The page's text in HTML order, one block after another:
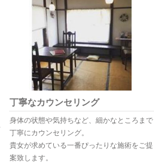
丁寧なカウンセリング
身体の状態や気持ちなど、細かなところまで
丁寧にカウンセリング。
貴女が求めている一番ぴったりな施術をご提
案致します。